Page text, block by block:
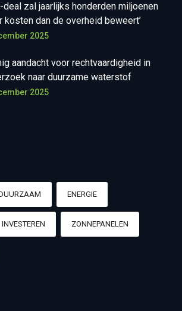
deal zal jaarlijks honderden miljoenen
kosten dan de overheid beweert’
2025
aandacht voor rechtvaardigheid in
naar duurzame waterstof
2025
ENERGIE
INVESTEREN ZONNEPANELEN